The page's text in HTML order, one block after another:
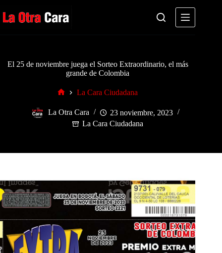
al
contenido
El 25 de noviembre juega el Sorteo Extraordinario, el más
grande de Colombia
La Cara Ciudadana
La Otra Cara
23 noviembre, 2023
La Cara Ciudadana